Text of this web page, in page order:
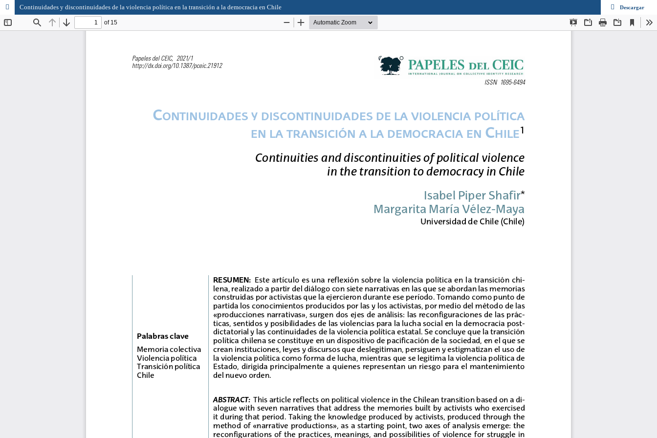
Continuidades y discontinuidades de la violencia política en la transición a la democracia en Chile Descargar